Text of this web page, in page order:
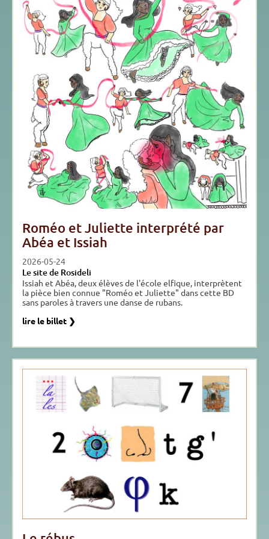
Roméo et Juliette interprété par
Abéa et Issiah
2026-05-24
Le site de Rosideli
Issiah et Abéa, deux élèves de l'école elfique, interprètent
la pièce bien connue "Roméo et Juliette" dans cette BD
sans paroles à travers une danse de rubans.
lire le billet ❯